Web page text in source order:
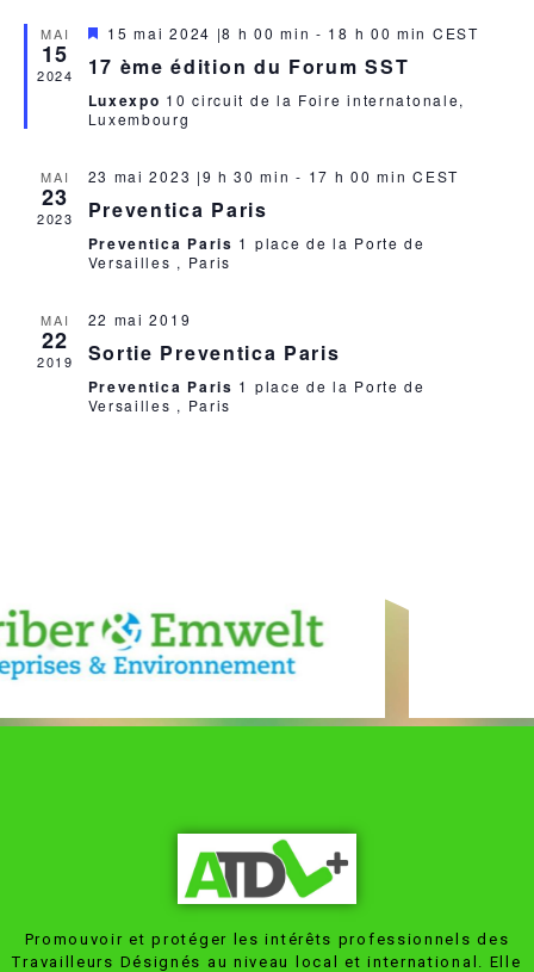
MAI
15
2024
Mis
avant
15 mai 2024 |8 h 00 min - 18 h 00 min CEST
17 ème édition du Forum SST
Luxexpo 10 circuit de la Foire internatonale,
Luxembourg
MAI
23
2023
23 mai 2023 |9 h 30 min - 17 h 00 min CEST
Preventica Paris
Preventica Paris 1 place de la Porte de
Versailles , Paris
MAI
22
2019
22 mai 2019
Sortie Preventica Paris
Preventica Paris 1 place de la Porte de
Versailles , Paris
Promouvoir et protéger les intérêts professionnels des
Travailleurs Désignés au niveau local et international. Elle